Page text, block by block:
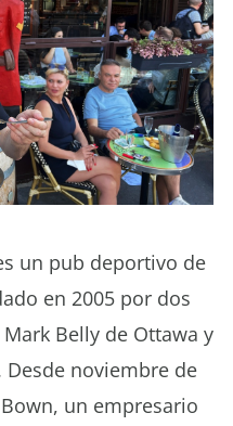
un pub deportivo de
en 2005 por dos
Belly de Ottawa y
noviembre de
un empresario